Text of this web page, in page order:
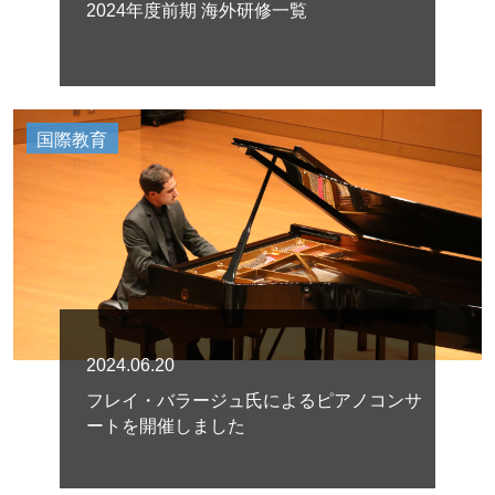
2024年度前期 海外研修一覧
国際教育
2024.06.20
フレイ・バラージュ氏によるピアノコンサ
ートを開催しました